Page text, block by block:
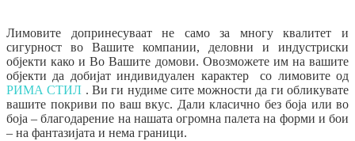
Лимовите допринесуваат не само за многу квалитет и
сигурност во Вашите компании, деловни и индустриски
објекти како и Во Вашите домови. Овозможете им на вашите
објекти да добијат индивидуален карактер со лимовите од
РИМА СТИЛ . Ви ги нудиме сите можности да ги обликувате
вашите покриви по ваш вкус. Дали класично без боја или во
боја – благодарение на нашата огромна палета на форми и бои
– на фантазијата и нема граници.